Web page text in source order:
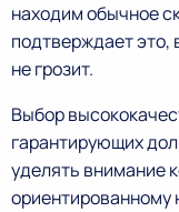
находим обычное
подтверждает
не грозит.
Выбор
гарантирующих
уделять внимание
ориентированному